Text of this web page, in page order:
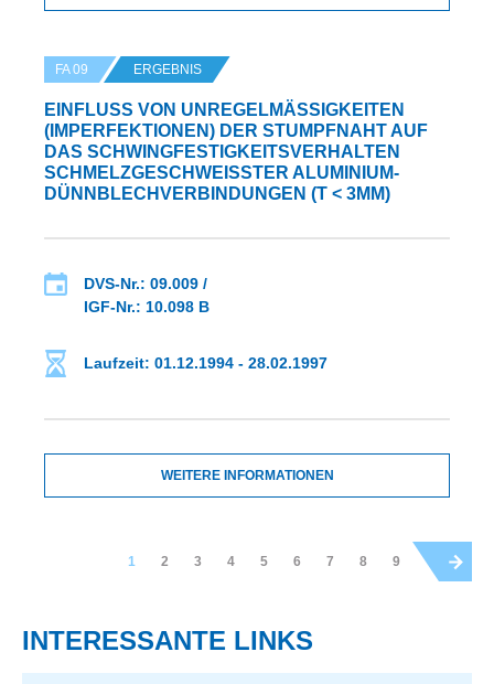
FA 09 ERGEBNIS
EINFLUSS VON UNREGELMÄSSIGKEITEN (
IMPERFEKTIONEN) DER STUMPFNAHT AUF D
AS SCHWINGFESTIGKEITSVERHALTEN S
CHMELZGESCHWEISSTER ALUMINIUM-DÜ
NNBLECHVERBINDUNGEN (T < 3MM)
DVS-Nr.: 09.009 /
IGF-Nr.: 10.098 B
Laufzeit: 01.12.1994 - 28.02.1997
WEITERE INFORMATIONEN
1 2 3 4 5 6 7 8 9
INTERESSANTE LINKS